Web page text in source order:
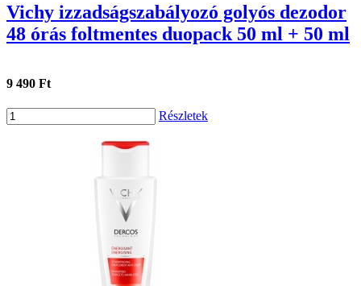
Vichy izzadságszabályozó golyós dezodor
48 órás foltmentes duopack 50 ml + 50 ml
9 490 Ft
Részletek